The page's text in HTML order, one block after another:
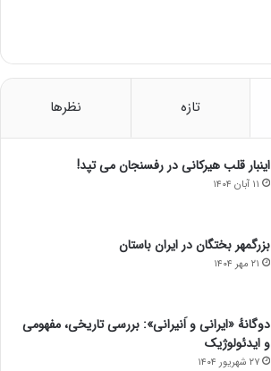
تازه نظرها
اینبار قلب هیرکانی در رفسنجان می تپد!
۱۱ آبان ۱۴۰۴
بزرگمهر بختگان در ایران باستان
۲۱ مهر ۱۴۰۴
دوگانهٔ «ایرانی و اَنیرانی»: بررسی تاریخی، مفهومی
و ایدئولوژیک
۲۷ شهریور ۱۴۰۴